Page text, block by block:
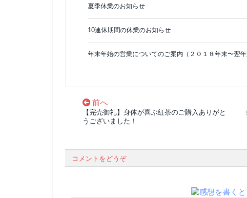
夏季休業のお知らせ
10連休期間の休業のお知らせ
年末年始の営業についてのご案内（２０１８年末〜翌年
前へ
【完売御礼】身体が喜ぶ紅茶のご購入ありがと
うございました！
コメントをどうぞ